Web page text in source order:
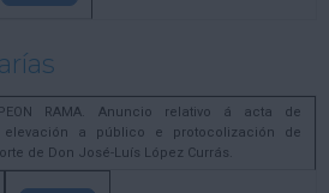
PEON RAMA. Anuncio relativo á acta de
elevación a público e protocolización de
de Don José-Luís López Currás.